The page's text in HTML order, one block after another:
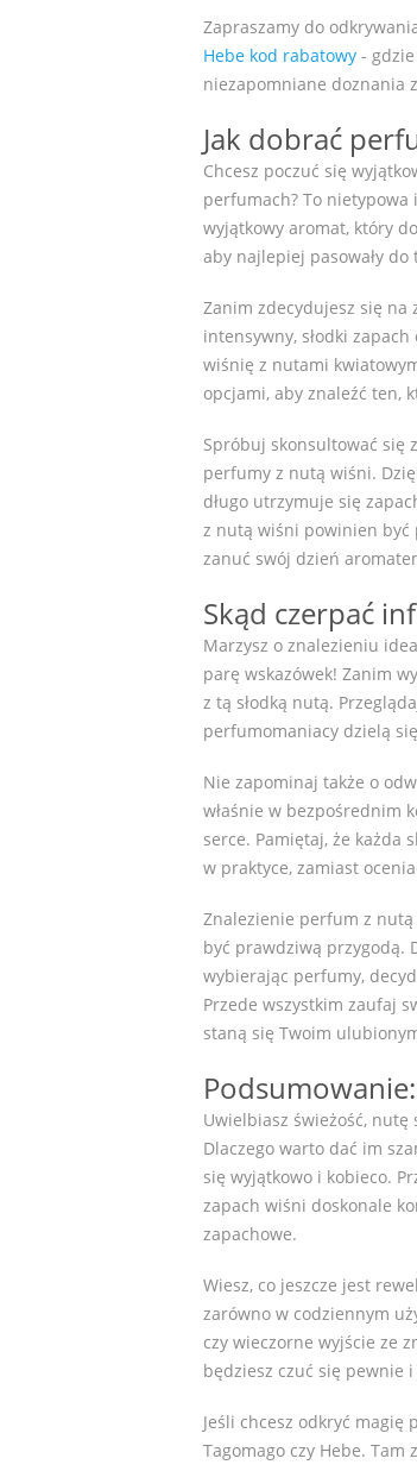
Zapraszamy do
Hebe kod rabatowy -
niezapomniane doznania
Jak dobrać
Chcesz poczuć się
perfumach? To
wyjątkowy aromat, który
aby najlepiej pasowały
Zanim zdecydujesz się na
intensywny, słodki
wiśnię z nutami
opcjami, aby znaleźć ten,
Spróbuj skonsultować się
perfumy z nutą wiśni.
długo utrzymuje się
z nutą wiśni powinien być
zanuć swój dzień
Skąd czerpać
Marzysz o znalezieniu
parę wskazówek! Zanim
z tą słodką nutą.
perfumomaniacy dzielą
Nie zapominaj także o
właśnie w bezpośrednim
serce. Pamiętaj, że każda
w praktyce, zamiast
Znalezienie perfum z nutą
być prawdziwą przygodą.
wybierając perfumy,
Przede wszystkim zaufaj
staną się Twoim
Uwielbiasz świeżość, nutę
Dlaczego warto dać im
się wyjątkowo i kobieco.
zapach wiśni doskonale
zapachowe.
Wiesz, co jeszcze jest
zarówno w codziennym
czy wieczorne wyjście ze
będziesz czuć się pewnie
Jeśli chcesz odkryć
Tagomago czy Hebe.